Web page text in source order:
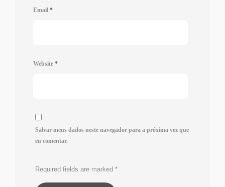
Email *
Website *
Salvar meus dados neste navegador para a próxima vez que
eu comentar.
Required fields are marked *